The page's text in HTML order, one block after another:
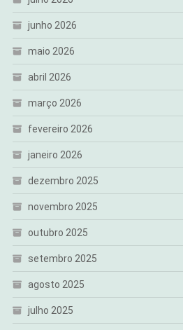
junho 2026
maio 2026
abril 2026
março 2026
fevereiro 2026
janeiro 2026
dezembro 2025
novembro 2025
outubro 2025
setembro 2025
agosto 2025
julho 2025